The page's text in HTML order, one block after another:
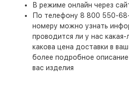
В режиме онлайн через
По телефону 8 800 550-
номеру можно узнать
проводится ли у нас какая-
какова цена доставки в
более подробное
вас изделия